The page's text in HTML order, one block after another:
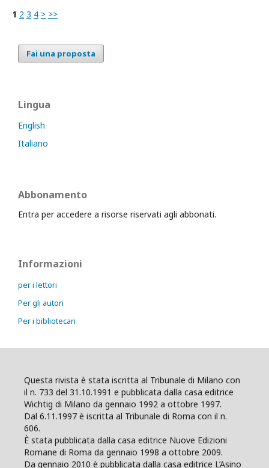
1 2 3 4 > >>
Fai una proposta
Lingua
English
Italiano
Abbonamento
Entra per accedere a risorse riservati agli abbonati.
Informazioni
per i lettori
Per gli autori
Per i bibliotecari
Questa rivista è stata iscritta al Tribunale di Milano con
il n. 733 del 31.10.1991 e pubblicata dalla casa editrice
Wichtig di Milano da gennaio 1992 a ottobre 1997.
Dal 6.11.1997 è iscritta al Tribunale di Roma con il n.
606.
È stata pubblicata dalla casa editrice Nuove Edizioni
Romane di Roma da gennaio 1998 a ottobre 2009.
Da gennaio 2010 è pubblicata dalla casa editrice L’Asino